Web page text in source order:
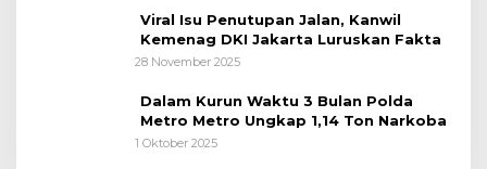
Viral Isu Penutupan Jalan, Kanwil
Kemenag DKI Jakarta Luruskan Fakta
28 November 2025
Dalam Kurun Waktu 3 Bulan Polda
Metro Metro Ungkap 1,14 Ton Narkoba
1 Oktober 2025